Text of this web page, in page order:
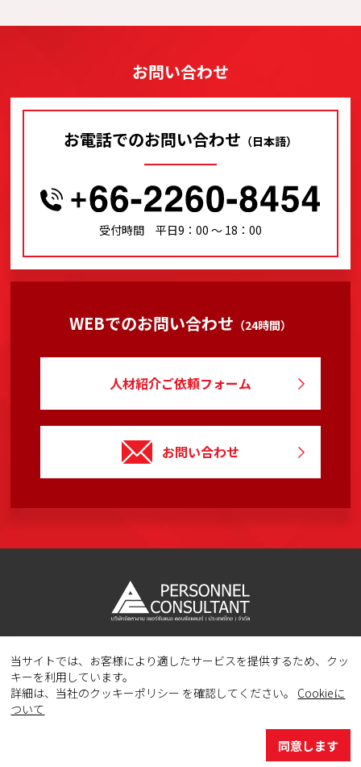
お問い合わせ
お電話でのお問い合わせ （日本語）
受付時間 平日9：00 〜 18：00
WEBでのお問い合わせ （24時間）
人材紹介ご依頼フォーム
お問い合わせ
Copyright © 2023 PERSONNEL CONSULTANT MANPOWER.
All Rights Reserved.
当サイトでは、お客様により適したサービスを提供するため、クッ
キーを利用しています。
詳細は、当社のクッキーポリシー を確認してください。 Cookieに
ついて
同意します